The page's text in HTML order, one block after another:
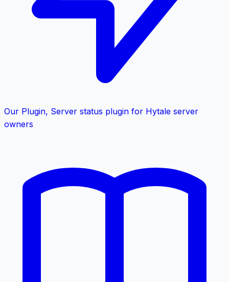
Our Plugin, Server status plugin for Hytale server
owners